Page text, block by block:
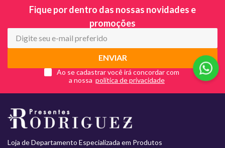
Fique por dentro das nossas novidades e
promoções
ENVIAR
Ao se cadastrar você irá concordar com
a nossa
Loja de Departamento Especializada em Produtos